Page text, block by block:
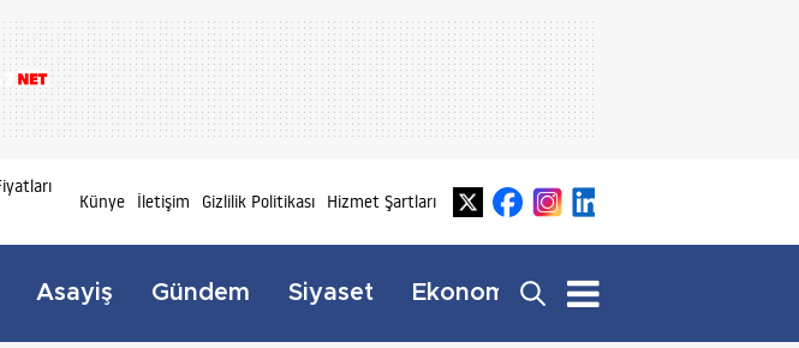
Künye İletişim Gizlilik Politikası Hizmet Şartları
Asayiş Gündem Siyaset Ekonomi Yaşam